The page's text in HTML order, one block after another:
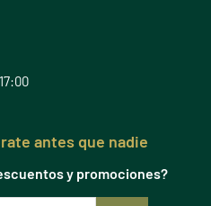
antes que nadie
y promociones?